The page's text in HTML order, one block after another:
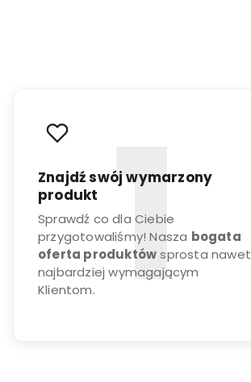
Znajdź swój wymarzony
produkt
Sprawdź co dla Ciebie
przygotowaliśmy! Nasza bogata
oferta produktówsprosta nawet
najbardziej wymagającym
Klientom.